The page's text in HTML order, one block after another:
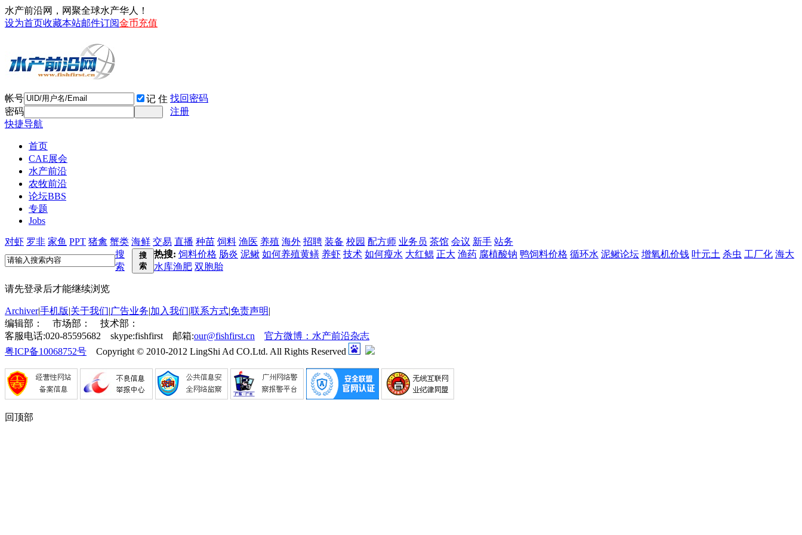
水产前沿网，网聚全球水产华人！
设为首页收藏本站邮件订阅金币充值
帐号 记 住 找回密码
密码
注册
快捷导航
首页
CAE展会
水产前沿
农牧前沿
论坛BBS
专题
Jobs
对虾 罗非 家鱼 PPT 猪禽 蟹类 海鲜 交易 直播 种苗 饲料 渔医 养殖 海外 招聘 装备 校园 配方师 业务员 茶馆 会议 新手 站务
搜
索
搜
索
热搜: 饲料价格 肠炎 泥鳅 如何养殖黄鳝 养虾 技术 如何瘦水 大红鳃 正大 渔药 腐植酸钠 鸭饲料价格 循环水 泥鳅论坛 增氧机价钱 叶元土 杀虫 工厂化 海大
水库渔肥 双胞胎
请先登录后才能继续浏览
Archiver|手机版|关于我们|广告业务|加入我们|联系方式|免责声明|
编辑部：
市场部：
技术部：
客服电话:020-85595682 skype:fishfirst 邮箱:our@fishfirst.cn
官方微博：水产前沿杂志
粤ICP备10068752号
Copyright © 2010-2012 LingShi Ad CO.Ltd. All Rights Reserved
回顶部